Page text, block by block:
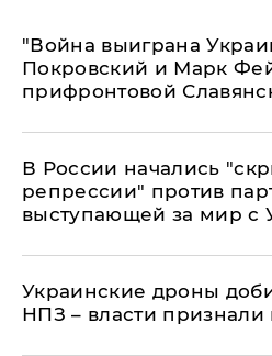
"Война выиграна
Покровский и Марк
прифронтовой
В России начались
репрессии" против
выступающей за мир с
Украинские дроны
НПЗ – власти признали